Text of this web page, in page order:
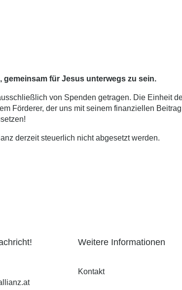
für Jesus unterwegs zu sein.
von Spenden getragen. Die Einheit
Förderer, der uns mit seinem finanziellen
derzeit steuerlich nicht abgesetzt werden.
Weitere Informationen
Kontakt